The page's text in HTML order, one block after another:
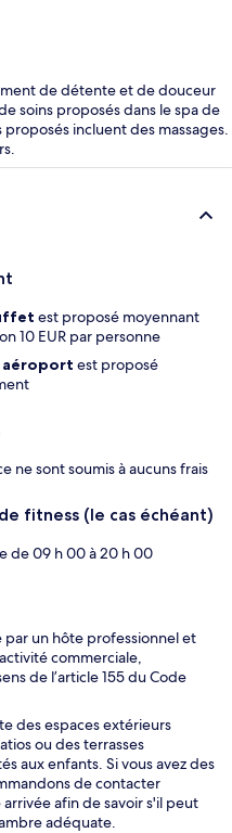
de détente et de douceur
soins proposés dans le spa de
incluent des massages.
est proposé moyennant
10 EUR par personne
est proposé
ne sont soumis à aucuns frais
fitness (le cas échéant)
de 09 h 00 à 20 h 00
un hôte professionnel et
commerciale,
de l’article 155 du Code
des espaces extérieurs
ou des terrasses
aux enfants. Si vous avez des
de contacter
afin de savoir s'il peut
adéquate.